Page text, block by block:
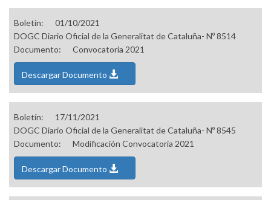
Boletín:
01/10/2021
DOGC Diario Oficial de la Generalitat de Cataluña- Nº 8514
Documento:
Convocatoria 2021
Descargar Documento
Boletín:
17/11/2021
DOGC Diario Oficial de la Generalitat de Cataluña- Nº 8545
Documento:
Modificación Convocatoria 2021
Descargar Documento